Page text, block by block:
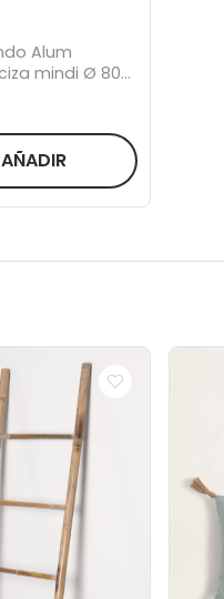
Alum
mindi Ø 80
AÑADIR